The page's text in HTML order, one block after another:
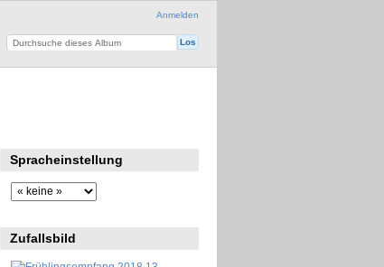
Anmelden
Spracheinstellung
Zufallsbild